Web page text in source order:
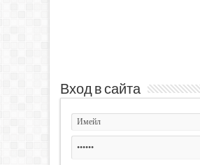
Вход в сайта